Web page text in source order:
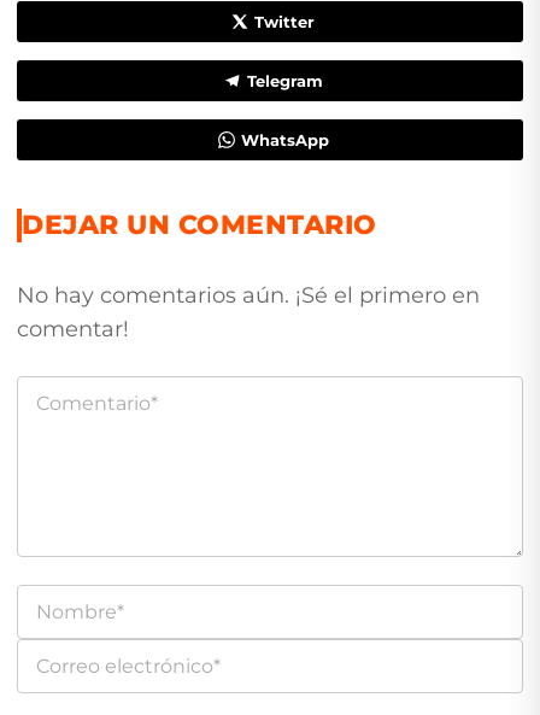
Twitter
Telegram
WhatsApp
DEJAR UN COMENTARIO
No hay comentarios aún. ¡Sé el primero en
comentar!